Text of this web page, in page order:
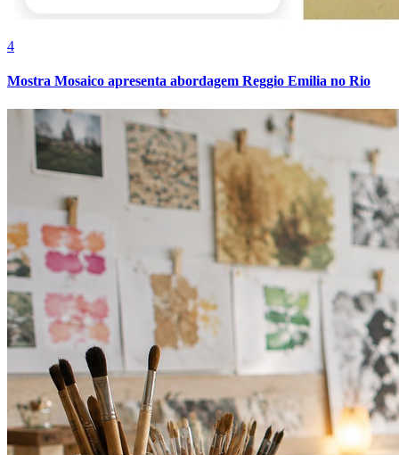
Bahia
4
Mostra Mosaico apresenta abordagem Reggio Emilia no Rio